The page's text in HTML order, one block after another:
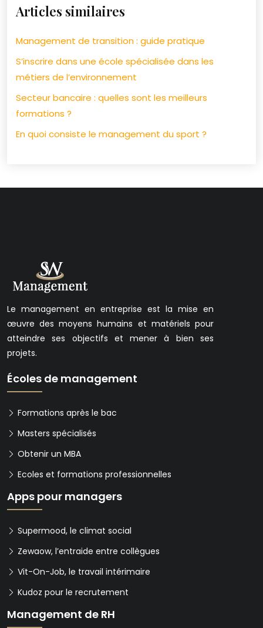
Articles similaires
Management de transition : guide pratique
S’inscrire dans une école spécialisée dans les
métiers de l’environnement
Secteur bancaire : quelles sont les meilleurs
formations ?
En quoi consiste le management du sport ?
Le management en entreprise est la mise en
œuvre des moyens humains et matériels pour
atteindre ses objectifs et mener à bien ses
projets.
Écoles de management
Formations après le bac
Masters spécialisés
Obtenir un MBA
Ecoles et formations professionnelles
Apps pour managers
Supermood, le climat social
Zewaow, l’entraide entre collègues
Vit-On-Job, le travail intérimaire
Kudoz pour le recrutement
Management de RH